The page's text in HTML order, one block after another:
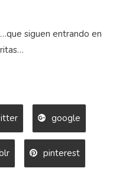
siguen entrando en
…
google
pinterest